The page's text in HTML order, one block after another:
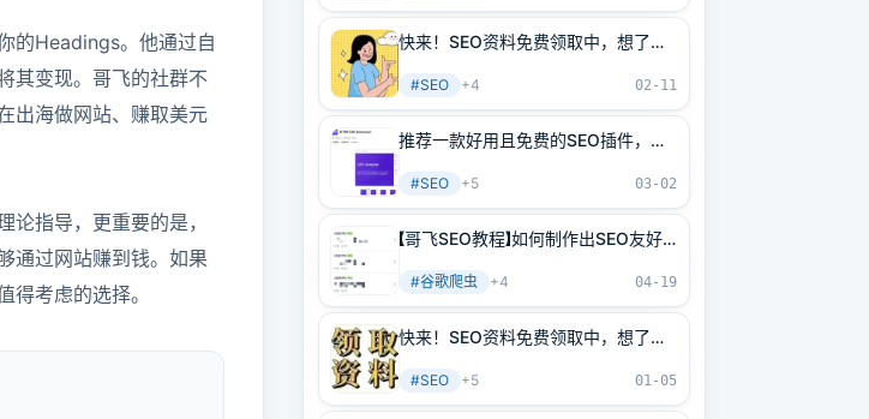
的Headings。他通过自
其变现。哥飞的社群不
出海做网站、赚取美元
指导，更重要的是，
通过网站赚到钱。如果
考虑的选择。
快来！SEO资料免费领取中，想了解
#SEO +4 02-11
推荐一款好用且免费的SEO插件，哥
#SEO +5 03-02
【哥飞SEO教程】如何制作出SEO友好
们网页开始
#谷歌爬虫 +4 04-19
快来！SEO资料免费领取中，想了解
#SEO +5 01-05